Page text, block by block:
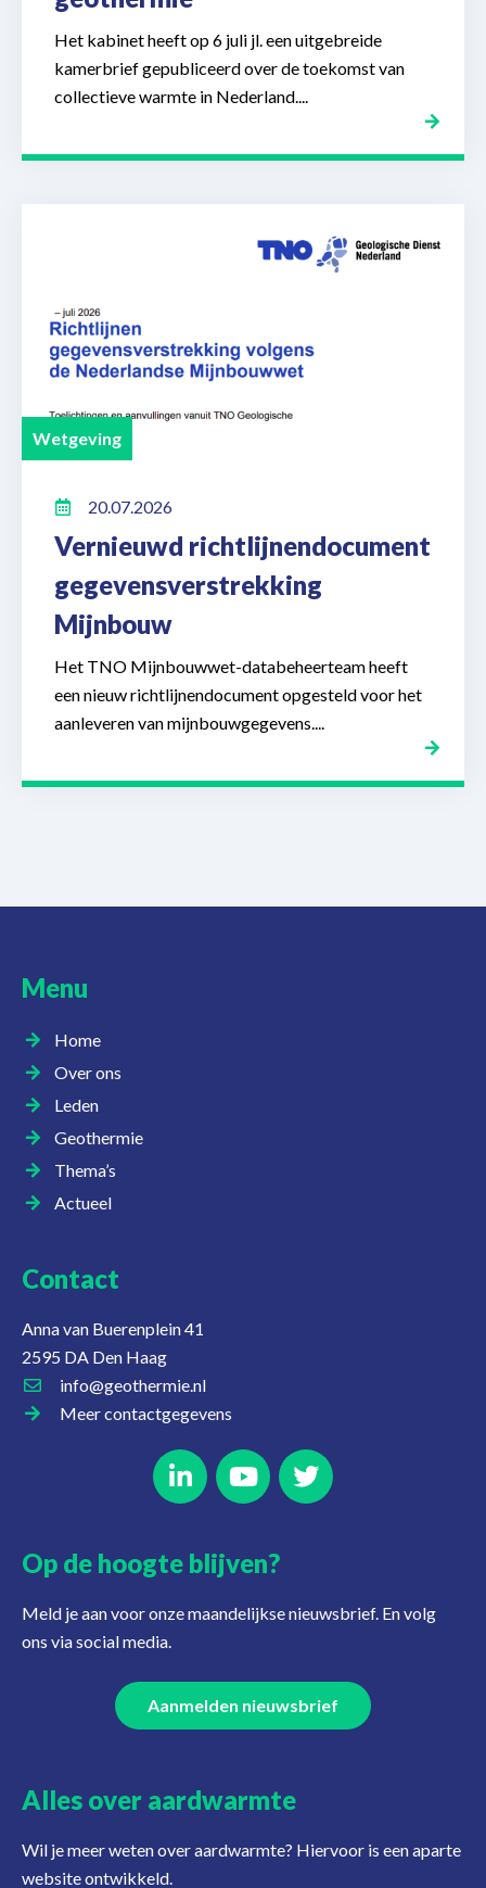
Het kabinet heeft op 6 juli jl. een uitgebreide
kamerbrief gepubliceerd over de toekomst van
collectieve warmte in Nederland....
Wetgeving
20.07.2026
Vernieuwd richtlijnendocument
gegevensverstrekking
Mijnbouw
Het TNO Mijnbouwwet-databeheerteam heeft
een nieuw richtlijnendocument opgesteld voor het
aanleveren van mijnbouwgegevens....
Menu
Home
Over ons
Leden
Geothermie
Thema’s
Actueel
Contact
Anna van Buerenplein 41
2595 DA Den Haag
info@geothermie.nl
Meer contactgegevens
Op de hoogte blijven?
Meld je aan voor onze maandelijkse nieuwsbrief. En volg
ons via social media.
Aanmelden nieuwsbrief
Alles over aardwarmte
Wil je meer weten over aardwarmte? Hiervoor is een aparte
website ontwikkeld.